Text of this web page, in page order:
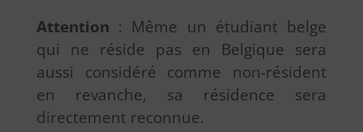
Attention : Même un étudiant belge
qui ne réside pas en Belgique sera
aussi considéré comme non-résident
en revanche, sa résidence sera
directement reconnue.